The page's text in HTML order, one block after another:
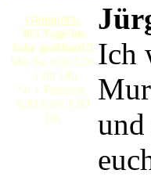
Gloggnitz:
365 Tage im
Jahr geöffnet!!!
Mo-Sa: 8:00 Uhr
- 1:00 Uhr
So + Feiertag:
9:00 Uhr- 1:00
Uh
Ich